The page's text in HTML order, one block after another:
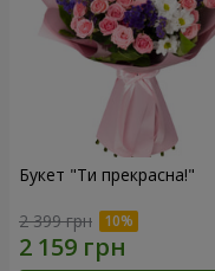
Букет "Ти прекрасна!"
2 399 грн